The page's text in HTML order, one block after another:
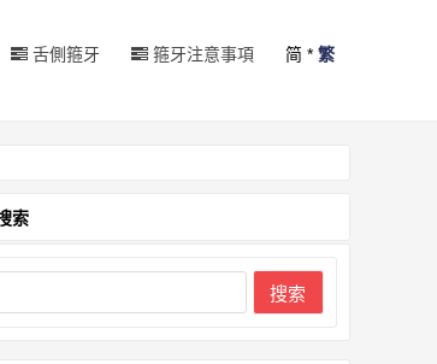
舌側箍牙 箍牙注意事項 简 * 繁
索
搜索